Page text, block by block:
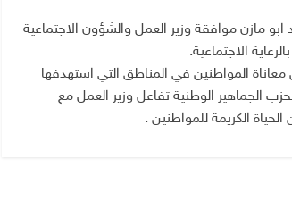
ابو مازن موافقة وزير العمل والشؤون الاجتماعية
الاجتماعية.
معاناة المواطنين في المناطق التي استهدفها
الجماهير الوطنية تفاعل وزير العمل مع
الكريمة للمواطنين .